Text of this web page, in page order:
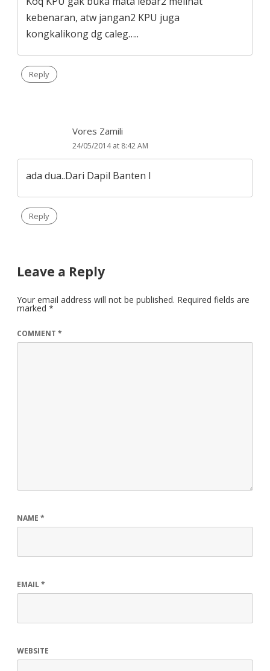
kebenaran, atw jangan2 KPU juga
kongkalikong dg caleg…..
Reply
Vores Zamili
24/05/2014 at 8:42 AM
ada dua..Dari Dapil Banten I
Reply
Leave a Reply
Your email address will not be published. Required fields are
marked *
COMMENT *
NAME *
EMAIL*
WEBSITE